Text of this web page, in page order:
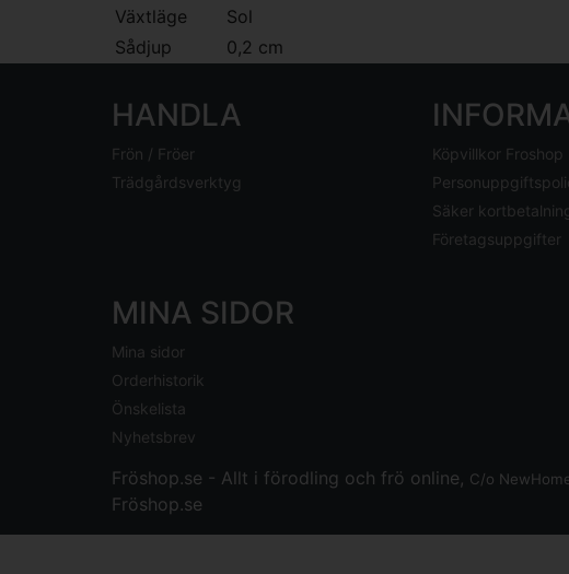
Växtläge
Sol
Sådjup
0,2 cm
HANDLA
Frön / Fröer
Trädgårdsverktyg
Köpvillkor Froshop
Säker
Företagsuppgifter
MINA SIDOR
Mina sidor
Orderhistorik
Önskelista
Nyhetsbrev
Fröshop.se - Allt i förodling och frö online, C/o
Fröshop.se